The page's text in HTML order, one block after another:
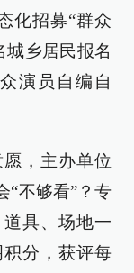
化招募“群众
城乡居民报名
演员自编自
，主办单位
“不够看”？专
具、场地一
分，获评每